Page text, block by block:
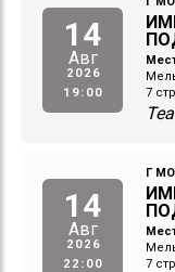
14
Авг
2026
19:00
7
14
Авг
2026
22:00
Г
7